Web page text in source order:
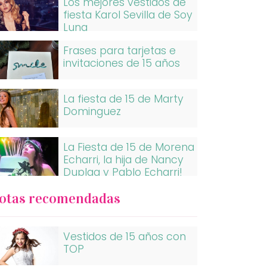
fiesta Karol Sevilla de Soy
Luna
Frases para tarjetas e
invitaciones de 15 años
La fiesta de 15 de Marty
Dominguez
La Fiesta de 15 de Morena
Echarri, la hija de Nancy
Duplaa y Pablo Echarri!
recomendadas
Vestidos de 15 años con
TOP